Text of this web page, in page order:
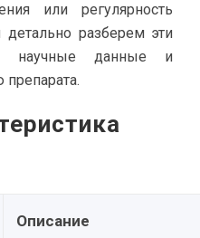
или регулярность
разберем эти
научные данные и
Описание